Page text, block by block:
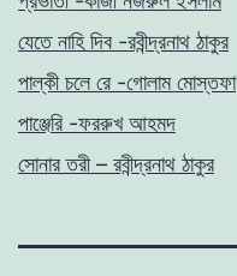
যেতে নাহি দিব -রবীন্দ্রনাথ ঠাকুর
পাল্কী চলে রে -গোলাম মোস্তফা
পাঞ্জেরি -ফররুখ আহমদ
সোনার তরী – রবীন্দ্রনাথ ঠাকুর